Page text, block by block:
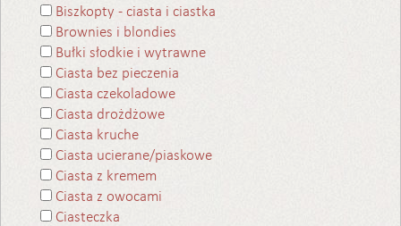
Biszkopty - ciasta i ciastka
Brownies i blondies
Bułki słodkie i wytrawne
Ciasta bez pieczenia
Ciasta czekoladowe
Ciasta drożdżowe
Ciasta kruche
Ciasta ucierane/piaskowe
Ciasta z kremem
Ciasta z owocami
Ciasteczka